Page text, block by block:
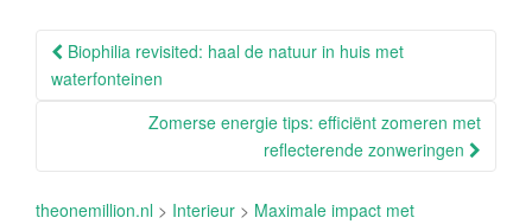
Post
navigation
Biophilia revisited: haal de natuur in huis met
waterfonteinen
Zomerse energie tips: efficiënt zomeren met
reflecterende zonweringen
theonemillion.nl > Interieur > Maximale impact met